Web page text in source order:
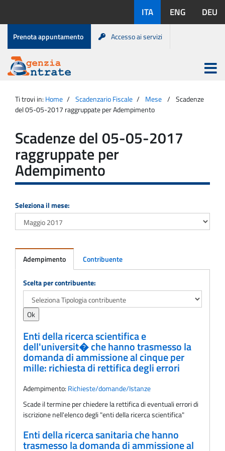
contenuto
disponibili:
ITA ENG DEU
Menu
di
servizio
Prenota appuntamento Accesso ai servizi
Agenzia
Entrate
Apri
menu
principale
Ti trovi in: Home Scadenzario Fiscale Mese
Scadenze
del 05-05-2017 raggruppate per Adempimento
Scadenze del 05-05-2017
raggruppate per
Adempimento
Seleziona il mese:
Adempimento Contribuente
Adempimento
Scelta per contribuente:
Enti della ricerca scientifica e
dell'universit� che hanno trasmesso la
domanda di ammissione al cinque per
mille: richiesta di rettifica degli errori
Adempimento: Richieste/domande/Istanze
Scade il termine per chiedere la rettifica di eventuali errori di
iscrizione nell'elenco degli "enti della ricerca scientifica"
Enti della ricerca sanitaria che hanno
trasmesso la domanda di ammissione al